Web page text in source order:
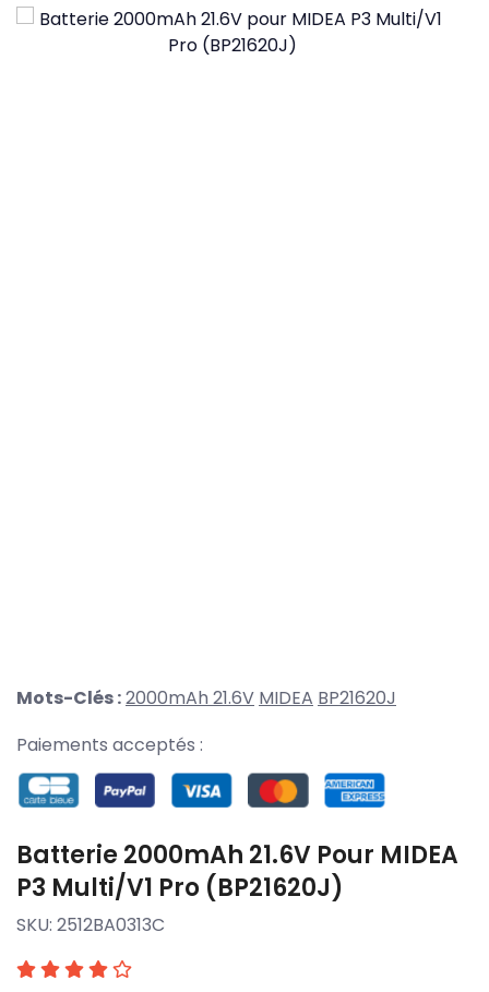
Mots-Clés :2000mAh 21.6V MIDEA BP21620J
Paiements acceptés :
Batterie 2000mAh 21.6V Pour MIDEA
P3 Multi/V1 Pro (BP21620J)
SKU: 2512BA0313C